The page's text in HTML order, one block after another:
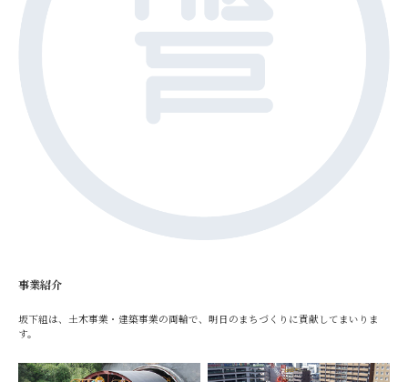
事業紹介
坂下組は、土木事業・建築事業の両輪で、明日のまちづくりに貢献してまいりま
す。